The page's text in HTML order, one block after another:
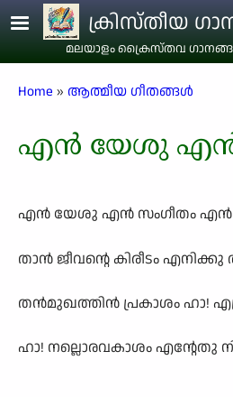
Skip to main content
ക്രിസ്തീയ
മലയാളം ക്രൈസ്തവ
Breadcrumb
Home ആത്മീയ ഗീതങ്ങൾ
എൻ യേശു എൻ
എൻ യേശു എൻ സംഗീതം
താൻ ജീവന്റെ കിരീടം
തൻമുഖത്തിൻ പ്രകാശം ഹാ!
ഹാ! നല്ലൊരവകാശം എന്റേതു